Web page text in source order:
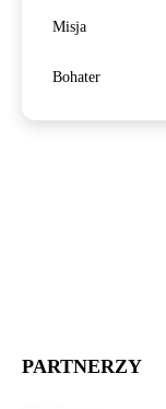
Misja
Bohater
PARTNERZY